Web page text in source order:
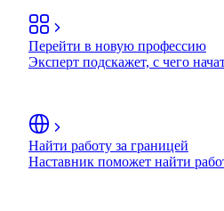
Перейти в новую профессию
Эксперт подскажет, с чего
Найти работу за границей
Наставник поможет найти